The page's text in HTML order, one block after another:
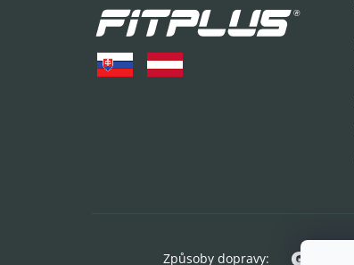
Způsoby dopravy: